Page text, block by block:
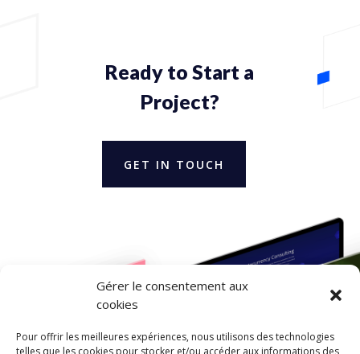
Gérer le consentement aux
cookies
Pour offrir les meilleures expériences, nous utilisons des technologies
telles que les cookies pour stocker et/ou accéder aux informations des
Ready to Start a
Project?
GET IN TOUCH